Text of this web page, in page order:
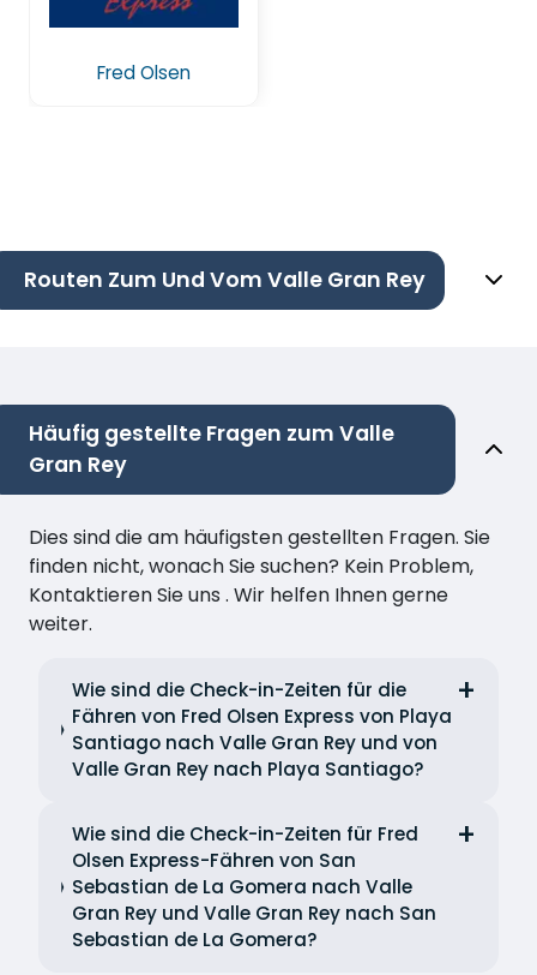
Fred Olsen
Routen Zum Und Vom Valle Gran Rey
Häufig gestellte Fragen zum Valle
Gran Rey
Dies sind die am häufigsten gestellten Fragen. Sie
finden nicht, wonach Sie suchen? Kein Problem,
Kontaktieren Sie uns . Wir helfen Ihnen gerne
weiter.
Wie sind die Check-in-Zeiten für die
Fähren von Fred Olsen Express von Playa
Santiago nach Valle Gran Rey und von
Valle Gran Rey nach Playa Santiago?
Wie sind die Check-in-Zeiten für Fred
Olsen Express-Fähren von San
Sebastian de La Gomera nach Valle
Gran Rey und Valle Gran Rey nach San
Sebastian de La Gomera?